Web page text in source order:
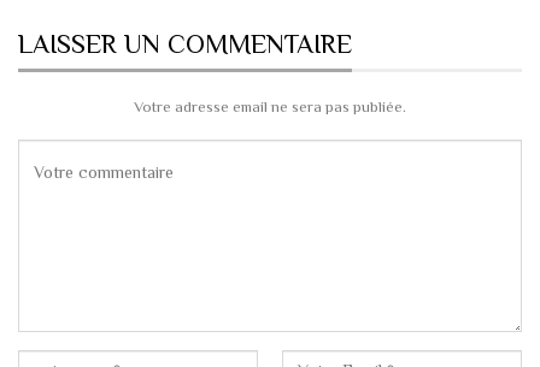
LAISSER UN COMMENTAIRE
Votre adresse email ne sera pas publiée.